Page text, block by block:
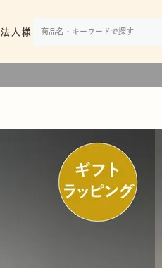
法人様・大口注文のご相談